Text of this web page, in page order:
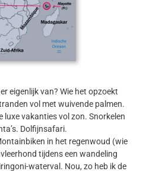
eigenlijk van? Wie het opzoekt
vol met wuivende palmen.
luxe vakanties vol zon. Snorkelen
Dolfijnsafari.
in het regenwoud (wie
tijdens een wandeling
waterval. Nou, zo heb ik de